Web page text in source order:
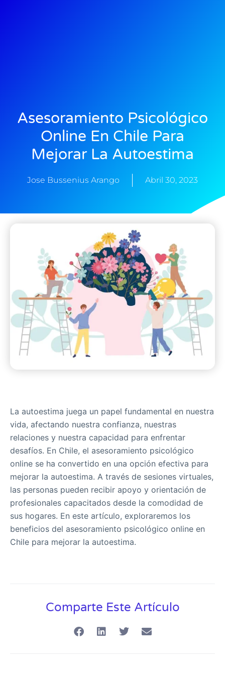
Asesoramiento Psicológico
Online En Chile Para
Mejorar La Autoestima
Jose Bussenius Arango Abril 30, 2023
La autoestima juega un papel fundamental en nuestra
vida, afectando nuestra confianza, nuestras
relaciones y nuestra capacidad para enfrentar
desafíos. En Chile, el asesoramiento psicológico
online se ha convertido en una opción efectiva para
mejorar la autoestima. A través de sesiones virtuales,
las personas pueden recibir apoyo y orientación de
profesionales capacitados desde la comodidad de
sus hogares. En este artículo, exploraremos los
beneficios del asesoramiento psicológico online en
Chile para mejorar la autoestima.
Comparte Este Artículo